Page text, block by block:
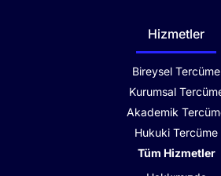
Hizmetler
Bireysel Tercüme
Kurumsal
Akademik
Hukuki Tercüme
Tüm Hizmetler